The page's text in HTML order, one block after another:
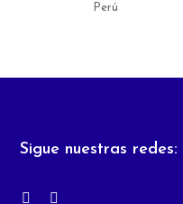
Perú
Sigue nuestras redes: